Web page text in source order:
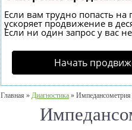
Если вам трудно попасть на
ускоряет продвижение в
Если ни один запрос у вас
Начать
Главная » Диагностика » Импедансометрия